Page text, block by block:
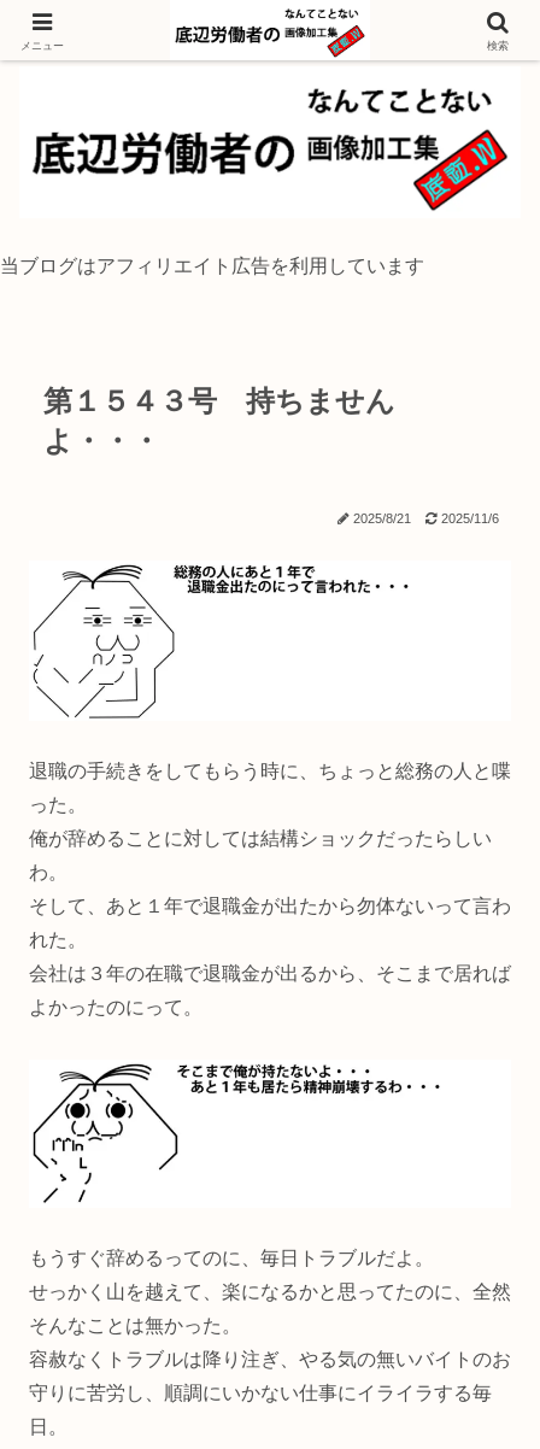
独身底辺おじさんが風景写真をイラスト風に加工するブログ
当ブログはアフィリエイト広告を利用しています
第１５４３号 持ちません
よ・・・
2025/8/21 2025/11/6
退職の手続きをしてもらう時に、ちょっと総務の人と喋
った。
俺が辞めることに対しては結構ショックだったらしい
わ。
そして、あと１年で退職金が出たから勿体ないって言わ
れた。
会社は３年の在職で退職金が出るから、そこまで居れば
よかったのにって。
もうすぐ辞めるってのに、毎日トラブルだよ。
せっかく山を越えて、楽になるかと思ってたのに、全然
そんなことは無かった。
容赦なくトラブルは降り注ぎ、やる気の無いバイトのお
守りに苦労し、順調にいかない仕事にイライラする毎
日。
メニュー 検索